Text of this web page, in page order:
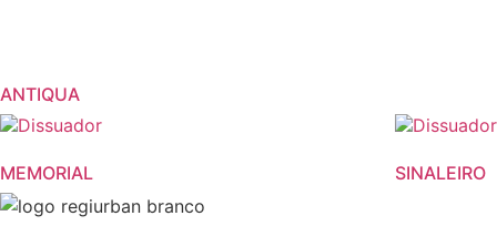
ANTIQUA
MEMORIAL SINALEIRO